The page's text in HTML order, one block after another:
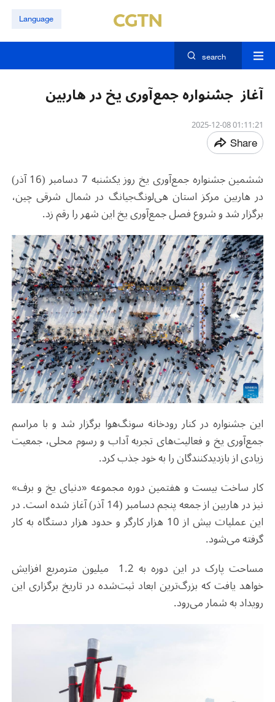
Language
search
آغاز جشنواره جمع‌آوری یخ در هاربین
01:11:21 2025-12-08
Share
ششمین جشنواره جمع‌آوری یخ روز یکشنبه 7 دسامبر (16 آذر)
در هاربین مرکز استان هی‌لونگ‌جیانگ در شمال شرقی چین،
برگزار شد و شروع فصل جمع‌آوری یخ این شهر را رقم زد.
این جشنواره در کنار رودخانه سونگ‌هوا برگزار شد و با مراسم
جمع‌آوری یخ و فعالیت‌های تجربه آداب و رسوم محلی، جمعیت
زیادی از بازدیدکنندگان را به خود جذب کرد.
کار ساخت بیست‌ و هفتمین دوره مجموعه «دنیای یخ و برف»
نیز در هاربین از جمعه پنجم دسامبر (14 آذر) آغاز شده است. در
این عملیات بیش از 10 هزار کارگر و حدود هزار دستگاه به کار
گرفته می‌شود.
مساحت پارک در این دوره به 1.2 میلیون مترمربع افزایش
خواهد یافت که بزرگ‌ترین ابعاد ثبت‌شده در تاریخ برگزاری این
رویداد به شمار می‌رود.